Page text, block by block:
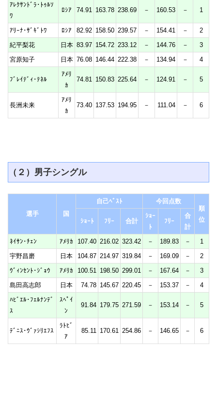
ｱﾚｸｻﾝﾄﾞﾗ･ﾄｩﾙｿ
ﾜ
ﾛｼｱ 74.91 163.78 238.69 － 160.53 － 1
ｱﾘｰﾅ･ｻﾞｷﾞﾄﾜ ﾛｼｱ 82.92 158.50 239.57 － 154.41 －
2
紀平梨花
日本 83.97 154.72 233.12 － 144.76 －
3
宮原知子
日本 76.08 146.44 222.38 － 134.94 － 4
ﾌﾞﾚｲﾃﾞｨ･ﾃﾈﾙ
ｱﾒﾘ
ｶ
74.81 150.83 225.64 － 124.91 － 5
長洲未来
ｱﾒﾘ
ｶ
73.40 137.53 194.95 － 111.04 － 6
（２）男子シングル
選手 国
自己ﾍﾞｽﾄ
今回点数
順
位
ｼｮｰﾄ ﾌﾘｰ 合計
ｼｮｰ
ﾄ
ﾌﾘｰ
合
計
ﾈｲｻﾝ･ﾁｪﾝ
ｱﾒﾘｶ 107.40 216.02 323.42 － 189.83 －
1
宇野昌磨
日本 104.87 214.97 319.84 － 169.09 －
2
ｳﾞｨﾝｾﾝﾄ･ｼﾞｮｳ
ｱﾒﾘｶ 100.51 198.50 299.01 － 167.64 －
3
島田高志郎
日本 74.78 145.67 220.45 － 153.37 －
4
ﾊﾋﾞｴﾙ･ﾌｪﾙﾅﾝﾃﾞ
ｽ
ｽﾍﾟｲ
ﾝ
91.84 179.75 271.59 － 153.14 － 5
ﾃﾞﾆｽ･ｳﾞｧｼﾘｴﾌｽ
ﾗﾄﾋﾞ
ｱ
85.11 170.61 254.86 － 146.65 － 6